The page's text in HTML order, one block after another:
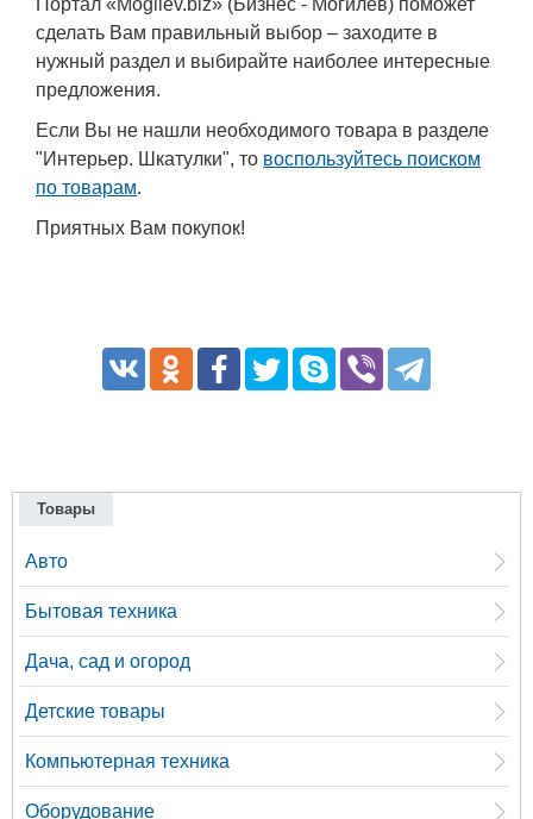
Портал «Mogilev.biz» (Бизнес - Могилев) поможет
сделать Вам правильный выбор – заходите в
нужный раздел и выбирайте наиболее интересные
предложения.
Если Вы не нашли необходимого товара в разделе
"Интерьер. Шкатулки", то воспользуйтесь поиском
по товарам.
Приятных Вам покупок!
Товары
Авто
Бытовая техника
Дача, сад и огород
Детские товары
Компьютерная техника
Оборудование